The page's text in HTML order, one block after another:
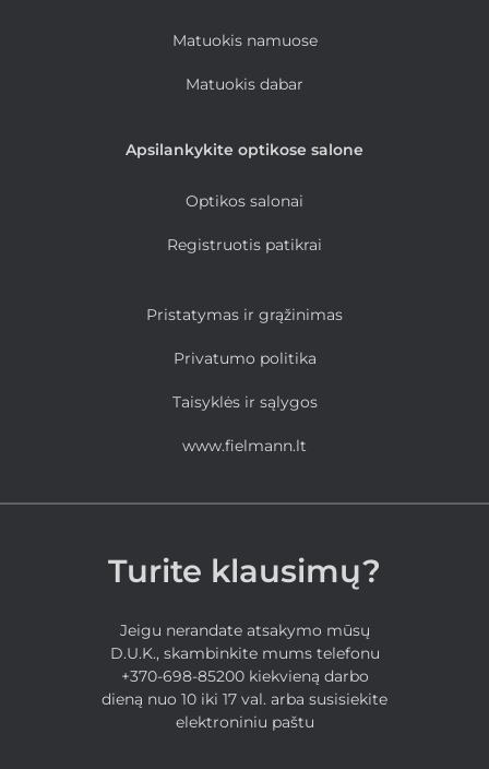
Matuokis namuose
Matuokis dabar
Apsilankykite optikose salone
Optikos salonai
Registruotis patikrai
Pristatymas ir grąžinimas
Privatumo politika
Taisyklės ir sąlygos
www.fielmann.lt
Turite klausimų?
Jeigu nerandate atsakymo mūsų
D.U.K., skambinkite mums telefonu
+370-698-85200 kiekvieną darbo
dieną nuo 10 iki 17 val. arba susisiekite
elektroniniu paštu